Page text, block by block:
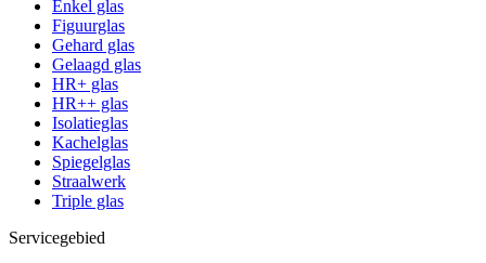
Enkel glas
Figuurglas
Gehard glas
Gelaagd glas
HR+ glas
HR++ glas
Isolatieglas
Kachelglas
Spiegelglas
Straalwerk
Triple glas
Servicegebied